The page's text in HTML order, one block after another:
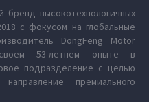
бренд высокотехнологичных
с фокусом на глобальные
DongFeng Motor
53-летнем опыте в
подразделение с целью
премиального